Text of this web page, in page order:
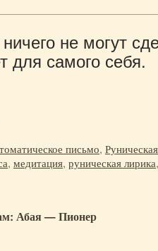
не могут
для самого себя.
письмо,
, медитация, руническая лирика
Абая — Пионер